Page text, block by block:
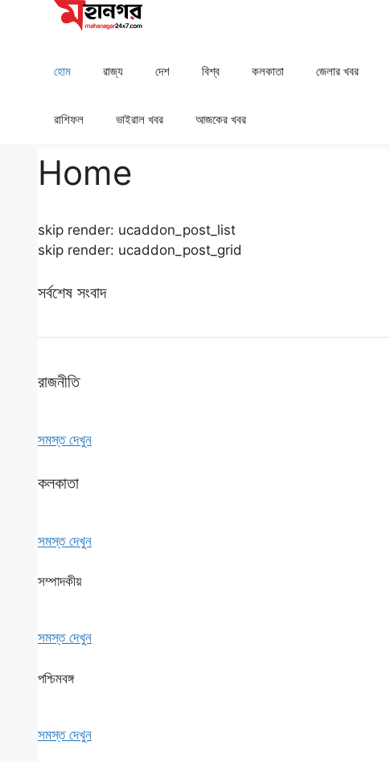
হোম রাজ্য দেশ ⁠বিশ্ব কলকাতা ⁠⁠জেলার খবর
রাশিফল ⁠⁠ভাইরাল খবর আজকের খবর
Home
skip render: ucaddon_post_list
skip render: ucaddon_post_grid
সর্বশেষ সংবাদ
রাজনীতি
সমস্ত দেখুন
কলকাতা
সমস্ত দেখুন
সম্পাদকীয়
সমস্ত দেখুন
পশ্চিমবঙ্গ
সমস্ত দেখুন